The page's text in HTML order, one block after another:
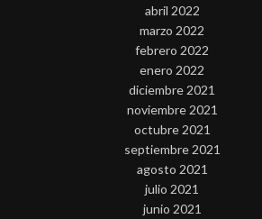
abril 2022
marzo 2022
febrero 2022
enero 2022
diciembre 2021
noviembre 2021
octubre 2021
septiembre 2021
agosto 2021
julio 2021
junio 2021